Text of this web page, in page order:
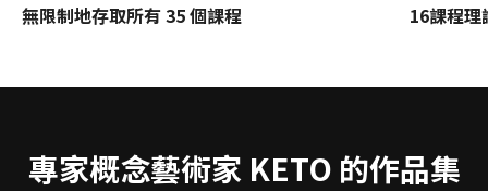
無限制地存取所有 35 個課程 16課程理
專家概念藝術家 KETO 的作品集